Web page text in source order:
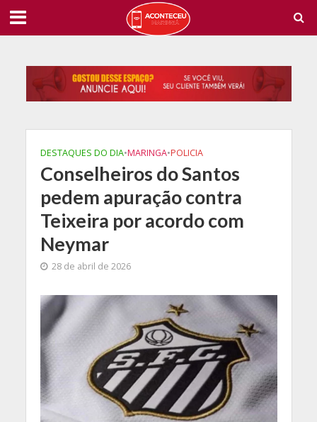
DESTAQUES DO DIA•MARINGA•POLICIA
Conselheiros do Santos
pedem apuração contra
Teixeira por acordo com
Neymar
28 de abril de 2026